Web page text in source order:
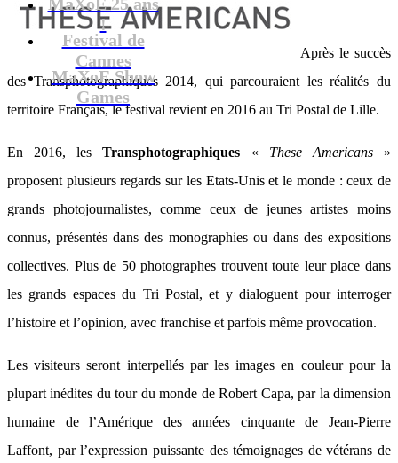
!
Festival de
Cannes
MaXoE Show
Games
Après le succès
des Transphotographiques 2014, qui parcouraient les réalités du
territoire Français, le festival revient en 2016 au Tri Postal de Lille.
En 2016, lesTransphotographiques « These Americans»
proposent plusieurs regards sur les Etats-Unis et le monde : ceux de
grands photojournalistes, comme ceux de jeunes artistes moins
connus, présentés dans des monographies ou dans des expositions
collectives. Plus de 50 photographes trouvent toute leur place dans
les grands espaces du Tri Postal, et y dialoguent pour interroger
l’histoire et l’opinion, avec franchise et parfois même provocation.
Les visiteurs seront interpellés par les images en couleur pour la
plupart inédites du tour du monde de Robert Capa, par la dimension
humaine de l’Amérique des années cinquante de Jean-Pierre
Laffont, par l’expression puissante des témoignages de vétérans de